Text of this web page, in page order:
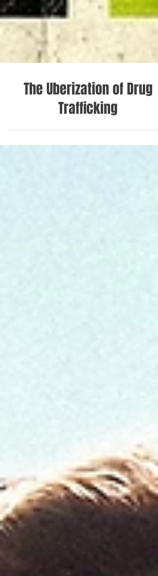
The Uberization of Drug
Trafficking